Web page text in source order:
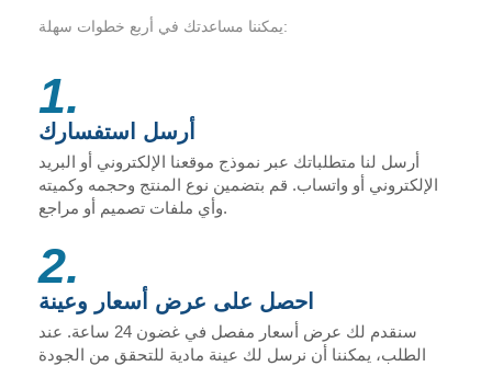
يمكننا مساعدتك في أربع خطوات سهلة:
1.
أرسل استفسارك
أرسل لنا متطلباتك عبر نموذج موقعنا الإلكتروني أو البريد
الإلكتروني أو واتساب. قم بتضمين نوع المنتج وحجمه وكميته
وأي ملفات تصميم أو مراجع.
2.
احصل على عرض أسعار وعينة
سنقدم لك عرض أسعار مفصل في غضون 24 ساعة. عند
الطلب، يمكننا أن نرسل لك عينة مادية للتحقق من الجودة